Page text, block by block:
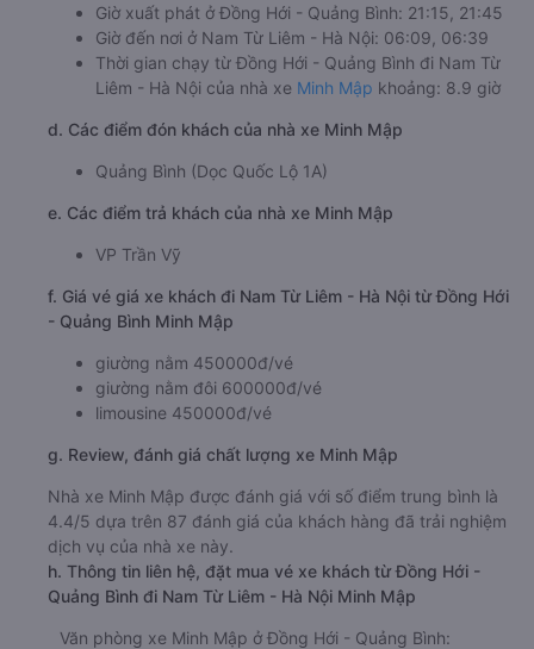
Giờ xuất phát ở Đồng Hới - Quảng Bình: 21:15, 21:45
Giờ đến nơi ở Nam Từ Liêm - Hà Nội: 06:09, 06:39
Thời gian chạy từ Đồng Hới - Quảng Bình đi Nam Từ
Liêm - Hà Nội của nhà xe Minh Mập khoảng: 8.9 giờ
d. Các điểm đón khách của nhà xe Minh Mập
Quảng Bình (Dọc Quốc Lộ 1A)
e. Các điểm trả khách của nhà xe Minh Mập
VP Trần Vỹ
f. Giá vé giá xe khách đi Nam Từ Liêm - Hà Nội từ Đồng Hới
- Quảng Bình Minh Mập
giường nằm 450000đ/vé
giường nằm đôi 600000đ/vé
limousine 450000đ/vé
g. Review, đánh giá chất lượng xe Minh Mập
Nhà xe Minh Mập được đánh giá với số điểm trung bình là
4.4/5 dựa trên 87 đánh giá của khách hàng đã trải nghiệm
dịch vụ của nhà xe này.
h. Thông tin liên hệ, đặt mua vé xe khách từ Đồng Hới -
Quảng Bình đi Nam Từ Liêm - Hà Nội Minh Mập
Văn phòng xe Minh Mập ở Đồng Hới - Quảng Bình: